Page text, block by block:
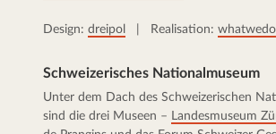
Design: dreipol | Realisation: whatwedo
Schweizerisches Nationalmuseum
Unter dem Dach des Schweizerischen
sind die drei Museen – Landesmuseum